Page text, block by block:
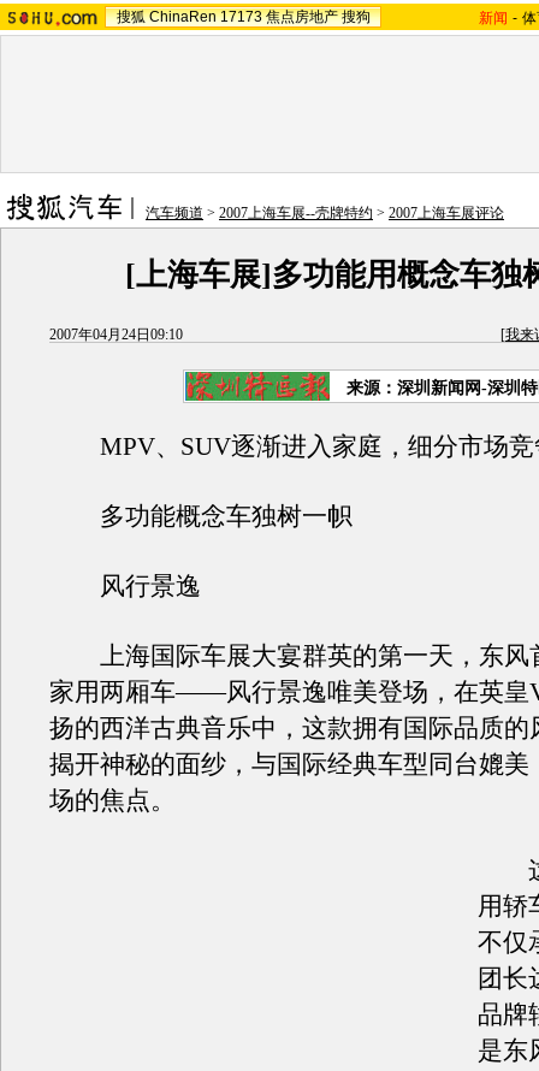
搜狐 ChinaRen 17173 焦点房地产 搜狗 新闻 -
汽车频道 > 2007上海车展--壳牌特约 > 2007上海车展评论
[上海车展]多功能用概念车独
2007年04月24日09:10 [我来
来源：深圳新闻网-深圳
MPV、SUV逐渐进入家庭，细分市场竞
多功能概念车独树一帜
风行景逸
上海国际车展大宴群英的第一天，东风
家用两厢车——风行景逸唯美登场，在英皇
扬的西洋古典音乐中，这款拥有国际品质的
揭开神秘的面纱，与国际经典车型同台媲美
场的焦点。
这
用轿
不仅
团长
品牌
是东